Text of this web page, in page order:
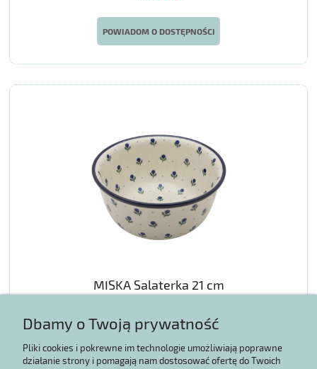
POWIADOM O DOSTĘPNOŚCI
MISKA Salaterka 21 cm
177,67 zł
Dbamy o Twoją prywatność
Pliki cookies i pokrewne im technologie umożliwiają poprawne
działanie strony i pomagają nam dostosować ofertę do Twoich